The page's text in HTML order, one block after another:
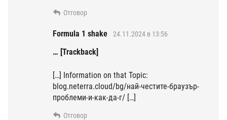
Отговор
Formula 1 shake 24.11.2024 в 13:56
… [Trackback]
[…] Information on that Topic:
blog.neterra.cloud/bg/най-честите-браузър-
проблеми-и-как-да-г/ […]
Отговор